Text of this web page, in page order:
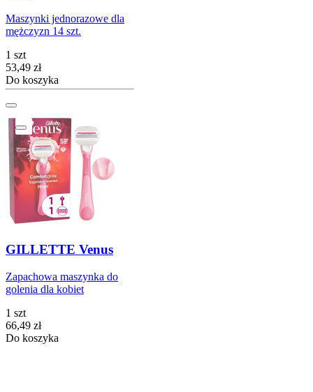
Maszynki jednorazowe dla
mężczyzn 14 szt.
1 szt
Cena
53,49 zł
Do koszyka
GILLETTE Venus
Zapachowa maszynka do
golenia dla kobiet
1 szt
Cena
66,49 zł
Do koszyka